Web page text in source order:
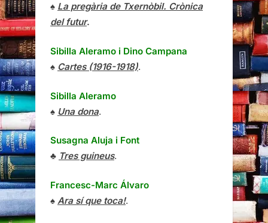
♠ La pregària de Txernòbil. Crònica
del futur.
Sibilla Aleramo i Dino Campana
♠ Cartes (1916-1918).
Sibilla Aleramo
♠ Una dona.
Susagna Aluja i Font
♣ Tres guineus.
Francesc-Marc Álvaro
♠ Ara sí que toca!.